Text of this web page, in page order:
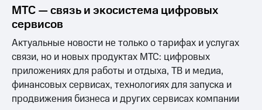
Личный
кабинет
Акционерный
капитал
Контроль
и
аудит
Рынок
МТС — связь и экосистема цифровых
сервисов
Актуальные новости не только о тарифах и услугах
связи, но и новых продуктах МТС: цифровых
приложениях для работы и отдыха, ТВ и медиа,
финансовых сервисах, технологиях для запуска и
продвижения бизнеса и других сервисах компании